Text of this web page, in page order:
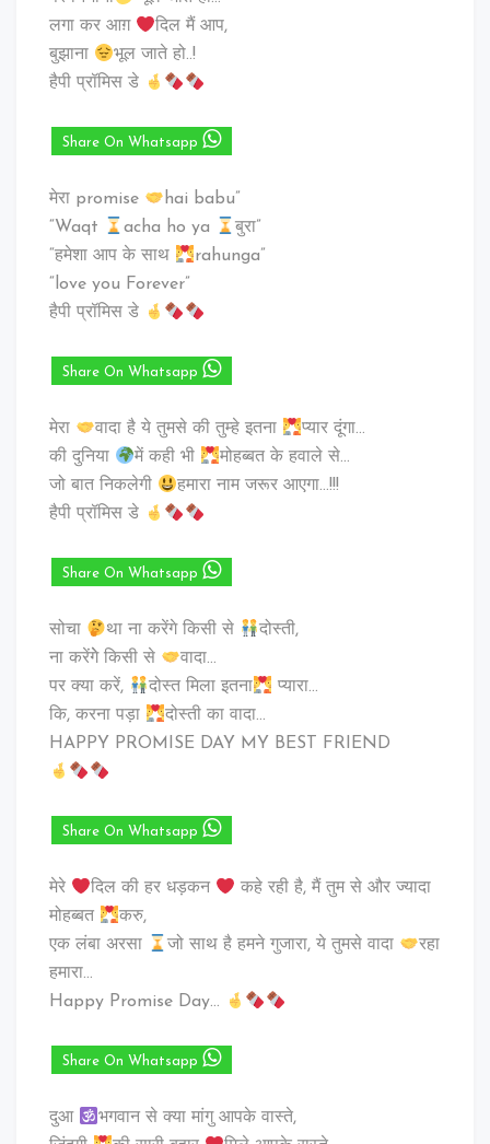
लगा कर आग़
दिल मैं आप,
बुझाना
भूल जाते हो..!
हैपी प्रॉमिस डे
Share On Whatsapp
मेरा promise
hai babu”
“Waqt
acha ho ya
बुरा”
“हमेशा आप के साथ
rahunga”
“love you Forever”
हैपी प्रॉमिस डे
Share On Whatsapp
मेरा वादा है ये तुमसे की तुम्हे इतना
प्यार दूंगा…
की दुनिया
में कही भी
मोहब्बत के हवाले से…
जो बात निकलेगी
हमारा नाम जरूर आएगा…!!!
हैपी प्रॉमिस डे
Share On Whatsapp
सोचा था ना करेंगे किसी से
दोस्ती,
ना करेंगेे किसी से
वादा…
पर क्या करें,
दोस्त मिला इतना
प्यारा…
कि, करना पड़ा
दोस्ती का वादा…
HAPPY PROMISE DAY MY BEST FRIEND
Share On Whatsapp
मेरे दिल की हर धड़कन
कहे रही है, मैं तुम से और ज्यादा
मोहब्बत
करु,
एक लंबा अरसा
जो साथ है हमने गुजारा, ये तुमसे वादा
रहा
हमारा…
Happy Promise Day…
Share On Whatsapp
दुआ
भगवान से क्या मांगु आपके वास्ते,